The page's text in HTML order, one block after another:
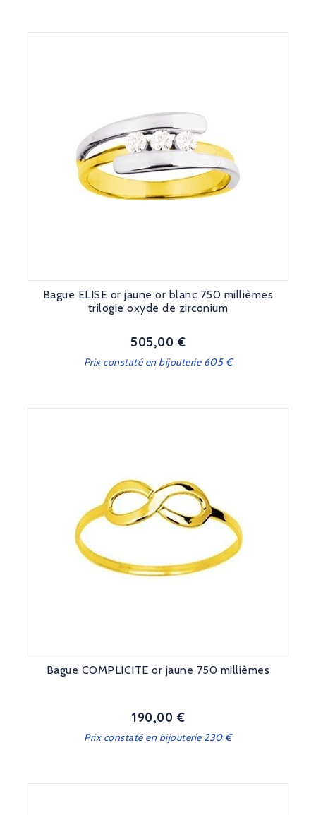
Bague ELISE or jaune or blanc 750 millièmes
trilogie oxyde de zirconium
Prix
505,00 €
Prix constaté en bijouterie 605 €
Bague COMPLICITE or jaune 750 millièmes
Prix
190,00 €
Prix constaté en bijouterie 230 €